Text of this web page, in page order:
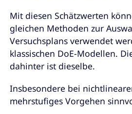
Mit diesen Schätzwerten
gleichen Methoden zur
Versuchsplans verwendet
klassischen DoE-Modellen.
dahinter ist dieselbe.
Insbesondere bei
mehrstufiges Vorgehen